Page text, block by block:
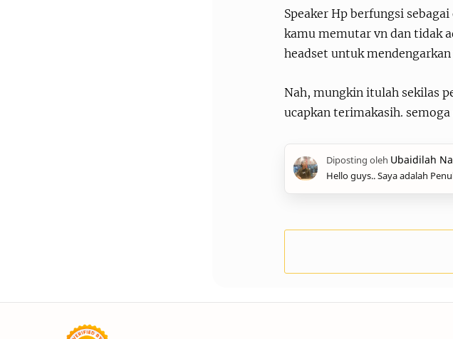
Speaker Hp berfungsi
kamu memutar vn dan tidak
headset untuk
Nah, mungkin itulah sekilas
ucapkan terimakasih.
Hello guys.. Saya adalah